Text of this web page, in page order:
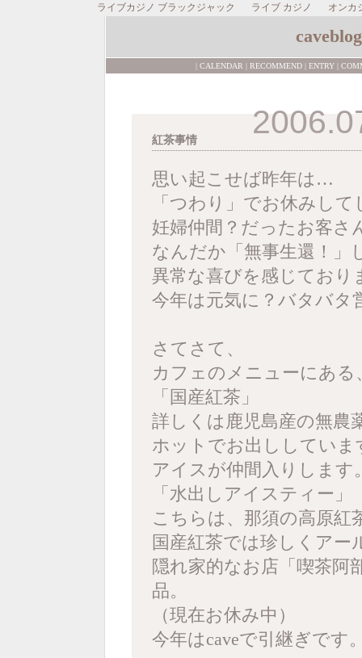
ライブカジノ ブラックジャック ライブ カジノ オンカ
caveblog
| CALENDAR | RECOMMEND| ENTRY|
紅茶事情
思い起こせば昨年は…
「つわり」でお休みし
妊婦仲間？だったお客さ
なんだか「無事生還！」
異常な喜びを感じてお
今年は元気に？バタバタ
さてさて、
カフェのメニューにある
「国産紅茶」
詳しくは鹿児島産の無農
ホットでお出ししていま
アイスが仲間入りします
「水出しアイスティー」
こちらは、那須の高原紅
国産紅茶では珍しくアー
隠れ家的なお店「喫茶阿
品。
（現在お休み中）
今年はcaveで引継ぎです